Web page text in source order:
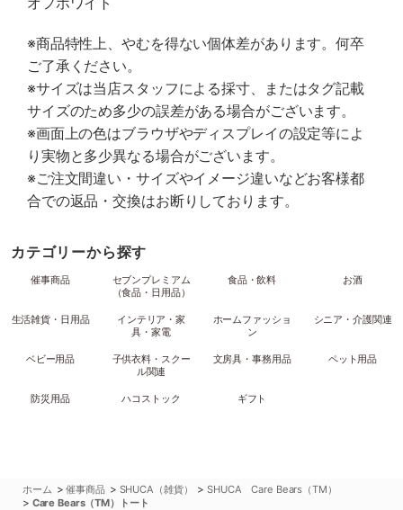
※商品特性上、やむを得ない個体差があります。何卒
ご了承ください。
※サイズは当店スタッフによる採寸、またはタグ記載
サイズのため多少の誤差がある場合がございます。
※画面上の色はブラウザやディスプレイの設定等によ
り実物と多少異なる場合がございます。
※ご注文間違い・サイズやイメージ違いなどお客様都
合での返品・交換はお断りしております。
カテゴリーから探す
催事商品
セブンプレミアム
（食品・日用品）
食品・飲料 お酒
生活雑貨・日用品
インテリア・家
具・家電
ホームファッショ
ン
シニア・介護関連
ベビー用品
子供衣料・スクー
ル関連
文房具・事務用品 ペット用品
防災用品 ハコストック ギフト
ホーム >催事商品 > SHUCA（雑貨） >SHUCA Care Bears（TM）
> Care Bears（TM）トート